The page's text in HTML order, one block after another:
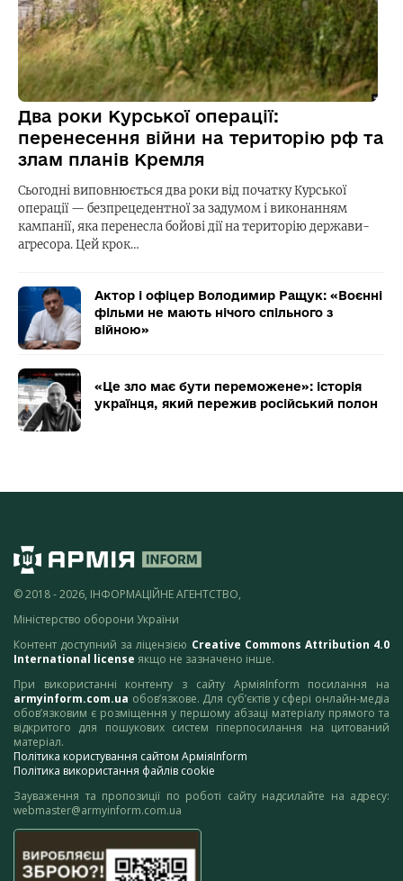
Два роки Курської операції:
перенесення війни на територію рф та
злам планів Кремля
Сьогодні виповнюється два роки від початку Курської
операції — безпрецедентної за задумом і виконанням
кампанії, яка перенесла бойові дії на територію держави-
агресора. Цей крок…
Актор і офіцер Володимир Ращук: «Воєнні
фільми не мають нічого спільного з
війною»
«Це зло має бути переможене»: історія
українця, який пережив російський полон
© 2018 - 2026, ІНФОРМАЦІЙНЕ АГЕНТСТВО,
Міністерство оборони України
Контент доступний за ліцензією Creative Commons Attribution 4.0
International license якщо не зазначено інше.
При використанні контенту з сайту АрміяInform посилання на
armyinform.com.ua обов’язкове. Для суб’єктів у сфері онлайн-медіа
обов’язковим є розміщення у першому абзаці матеріалу прямого та
відкритого для пошукових систем гіперпосилання на цитований
матеріал.
Політика користування сайтом АрміяInform
Політика використання файлів cookie
Зауваження та пропозиції по роботі сайту надсилайте на адресу:
webmaster@armyinform.com.ua